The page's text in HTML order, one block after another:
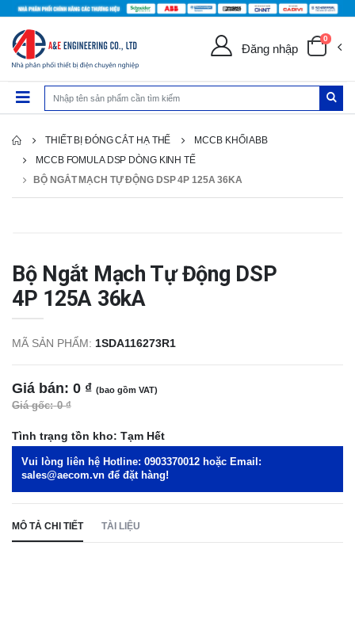
Đăng nhập
0
THIẾT BỊ ĐÓNG CẮT HẠ THẾ
MCCB KHỐI ABB
MCCB FOMULA DSP DÒNG KINH TẾ
BỘ NGẮT MẠCH TỰ ĐỘNG DSP 4P 125A 36KA
Bộ Ngắt Mạch Tự Động DSP
4P 125A 36kA
MÃ SẢN PHẨM: 1SDA116273R1
Giá bán: 0 ₫ (bao gồm VAT)
Giá gốc: 0 ₫
Tình trạng tồn kho: Tạm Hết
Vui lòng liên hệ Hotline: 0903370012 hoặc Email:
sales@aecom.vn để đặt hàng!
MÔ TẢ CHI TIẾT TÀI LIỆU